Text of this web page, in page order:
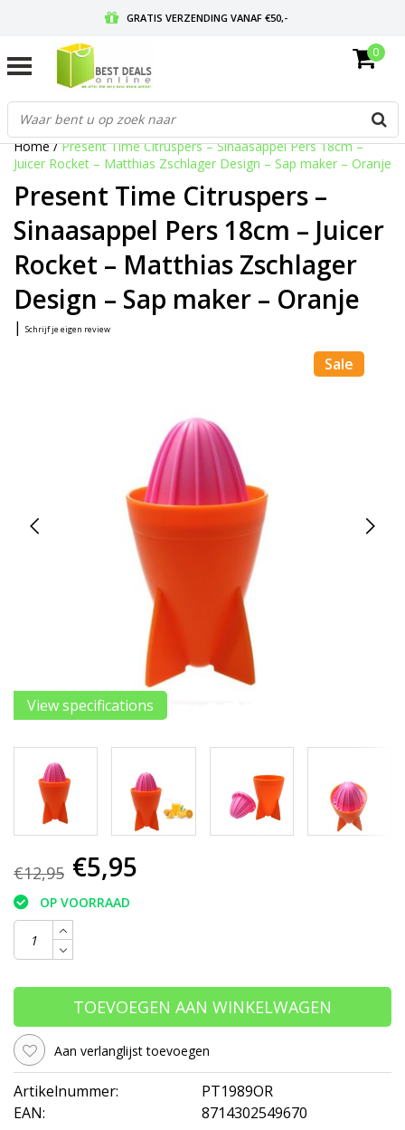
GRATIS VERZENDING VANAF €50,-
GRATIS RETOURNEREN EN 30 DAGEN BEDENKTIJD
0
Home/Present Time Citruspers – Sinaasappel Pers 18cm –
Juicer Rocket – Matthias Zschlager Design – Sap maker – Oranje
Present Time Citruspers –
Sinaasappel Pers 18cm – Juicer
Rocket – Matthias Zschlager
Design – Sap maker – Oranje
| Schrijf je eigen review
Sale
View specifications
€12,95 €5,95
OP VOORRAAD
TOEVOEGEN AAN WINKELWAGEN
Aan verlanglijst toevoegen
Artikelnummer:
PT1989OR
EAN:
8714302549670